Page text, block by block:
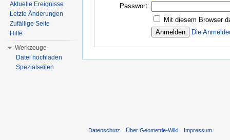
Passwort:
Mit diesem Browser
Die
Aktuelle Ereignisse
Letzte Änderungen
Zufällige Seite
Hilfe
Werkzeuge
Datei hochladen
Spezialseiten
Datenschutz Über Geometrie-Wiki Impressum